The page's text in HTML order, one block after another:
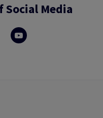
Social Media